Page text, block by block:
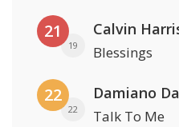
21
19 Blessings
22
22 Talk To Me